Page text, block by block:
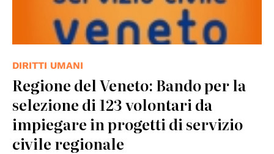
DIRITTI UMANI
Regione del Veneto: Bando per la
selezione di 123 volontari da
impiegare in progetti di servizio
civile regionale